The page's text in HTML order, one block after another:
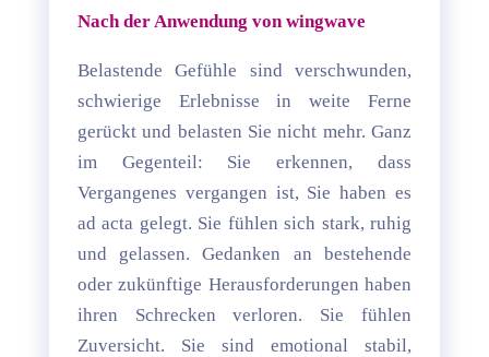
Nach der Anwendung von wingwave
Belastende Gefühle sind verschwunden,
schwierige Erlebnisse in weite Ferne
gerückt und belasten Sie nicht mehr. Ganz
im Gegenteil: Sie erkennen, dass
Vergangenes vergangen ist, Sie haben es
ad acta gelegt. Sie fühlen sich stark, ruhig
und gelassen. Gedanken an bestehende
oder zukünftige Herausforderungen haben
ihren Schrecken verloren. Sie fühlen
Zuversicht. Sie sind emotional stabil,